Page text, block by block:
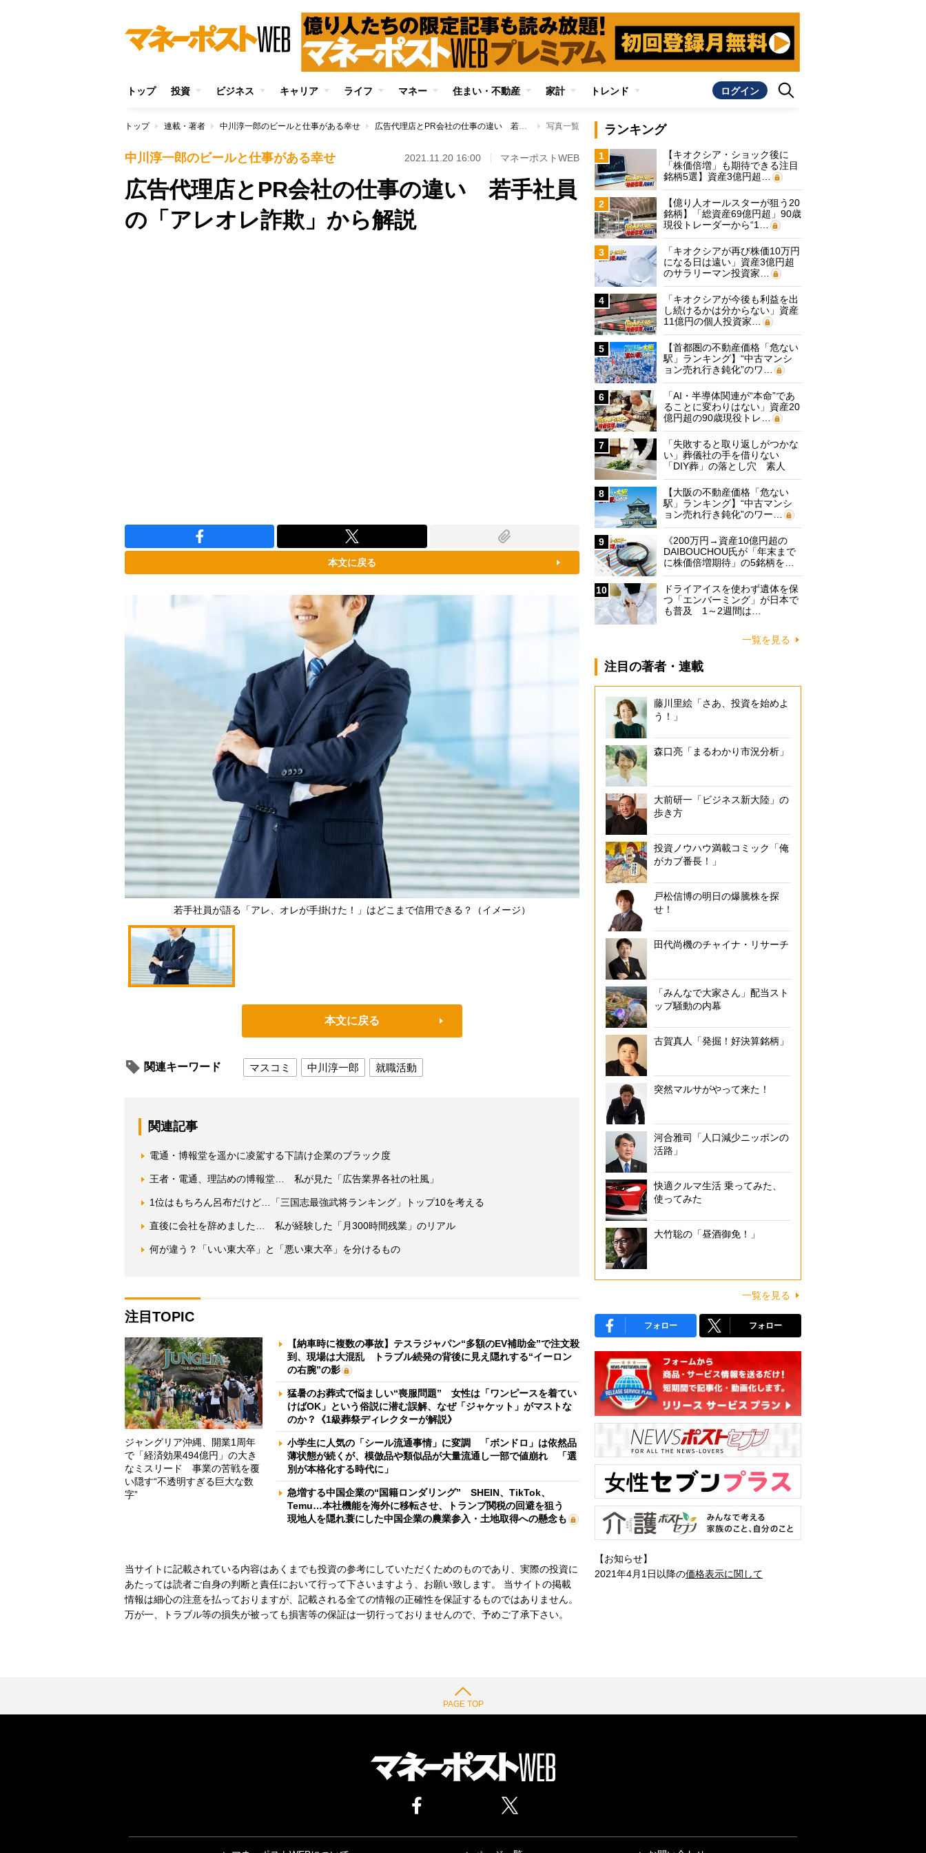
トップ 投資 ビジネス キャリア ライフ マネー 住まい・不動産 家計 トレンド ログイン
トップ 連載・著者 中川淳一郎のビールと仕事がある幸せ 広告代理店とPR会社の仕事の違い 若手社員の「アレオレ詐欺」から解説 写真一覧
中川淳一郎のビールと仕事がある幸せ 2021.11.20 16:00 マネーポストWEB
広告代理店とPR会社の仕事の違い 若手社員
の「アレオレ詐欺」から解説
本文に戻る
若手社員が語る「アレ、オレが手掛けた！」はどこまで信用できる？（イメージ）
本文に戻る
関連キーワード マスコミ 中川淳一郎 就職活動
関連記事
電通・博報堂を遥かに凌駕する下請け企業のブラック度
王者・電通、理詰めの博報堂… 私が見た「広告業界各社の社風」
1位はもちろん呂布だけど…「三国志最強武将ランキング」トップ10を考える
直後に会社を辞めました… 私が経験した「月300時間残業」のリアル
何が違う？「いい東大卒」と「悪い東大卒」を分けるもの
注目TOPIC
ジャングリア沖縄、開業1周年
で「経済効果494億円」の大き
なミスリード 事業の苦戦を覆
い隠す“不透明すぎる巨大な数
字”
【納車時に複数の事故】テスラジャパン“多額のEV補助金”で注文殺
到、現場は大混乱 トラブル続発の背後に見え隠れする“イーロン
の右腕”の影
猛暑のお葬式で悩ましい“喪服問題” 女性は「ワンピースを着てい
けばOK」という俗説に潜む誤解、なぜ「ジャケット」がマストな
のか？《1級葬祭ディレクターが解説》
小学生に人気の「シール流通事情」に変調 「ボンドロ」は依然品
薄状態が続くが、模倣品や類似品が大量流通し一部で値崩れ 「選
別が本格化する時代に」
急増する中国企業の“国籍ロンダリング” SHEIN、TikTok、
Temu…本社機能を海外に移転させ、トランプ関税の回避を狙う
現地人を隠れ蓑にした中国企業の農業参入・土地取得への懸念も
当サイトに記載されている内容はあくまでも投資の参考にしていただくためのものであり、実際の投資に
あたっては読者ご自身の判断と責任において行って下さいますよう、お願い致します。 当サイトの掲載
情報は細心の注意を払っておりますが、記載される全ての情報の正確性を保証するものではありません。
万が一、トラブル等の損失が被っても損害等の保証は一切行っておりませんので、予めご了承下さい。
ランキング
1
【キオクシア・ショック後に
「株価倍増」も期待できる注目
銘柄5選】資産3億円超…
2
【億り人オールスターが狙う20
銘柄】「総資産69億円超」90歳
現役トレーダーから“1…
3
「キオクシアが再び株価10万円
になる日は遠い」資産3億円超
のサラリーマン投資家…
4
「キオクシアが今後も利益を出
し続けるかは分からない」資産
11億円の個人投資家…
5
【首都圏の不動産価格「危ない
駅」ランキング】“中古マンシ
ョン売れ行き鈍化”のワ…
6
「AI・半導体関連が“本命”であ
ることに変わりはない」資産20
億円超の90歳現役トレ…
7
「失敗すると取り返しがつかな
い」葬儀社の手を借りない
「DIY葬」の落とし穴 素人
に…
8
【大阪の不動産価格「危ない
駅」ランキング】“中古マンシ
ョン売れ行き鈍化”のワー…
9
《200万円→資産10億円超の
DAIBOUCHOU氏が「年末まで
に株価倍増期待」の5銘柄を…
10
ドライアイスを使わず遺体を保
つ「エンバーミング」が日本で
も普及 1～2週間は…
一覧を見る
注目の著者・連載
藤川里絵「さあ、投資を始めよ
う！」
森口亮「まるわかり市況分析」
大前研一「ビジネス新大陸」の
歩き方
投資ノウハウ満載コミック「俺
がカブ番長！」
戸松信博の明日の爆騰株を探
せ！
田代尚機のチャイナ・リサーチ
「みんなで大家さん」配当スト
ップ騒動の内幕
古賀真人「発掘！好決算銘柄」
突然マルサがやって来た！
河合雅司「人口減少ニッポンの
活路」
快適クルマ生活 乗ってみた、
使ってみた
大竹聡の「昼酒御免！」
一覧を見る
フォロー フォロー
【お知らせ】
2021年4月1日以降の価格表示に関して
PAGE TOP